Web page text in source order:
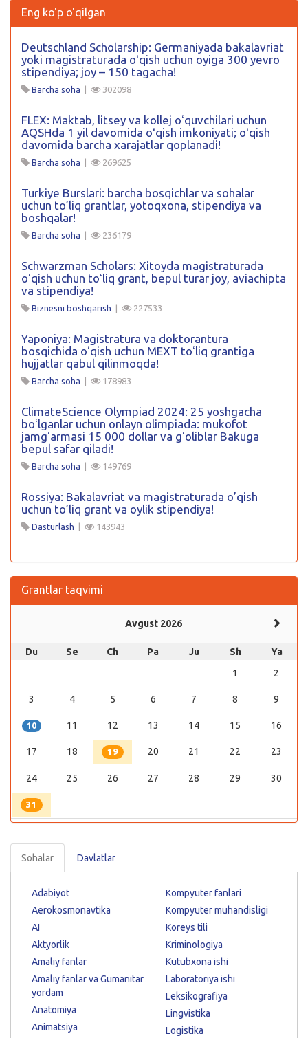
Eng ko'p o'qilgan
Deutschland Scholarship: Germaniyada bakalavriat
yoki magistraturada oʻqish uchun oyiga 300 yevro
stipendiya; joy – 150 tagacha!
Barcha soha | 302098
FLEX: Maktab, litsey va kollej oʻquvchilari uchun
AQSHda 1 yil davomida oʻqish imkoniyati; oʻqish
davomida barcha xarajatlar qoplanadi!
Barcha soha | 269625
Turkiye Burslari: barcha bosqichlar va sohalar
uchun to’liq grantlar, yotoqxona, stipendiya va
boshqalar!
Barcha soha | 236179
Schwarzman Scholars: Xitoyda magistraturada
oʻqish uchun toʻliq grant, bepul turar joy, aviachipta
va stipendiya!
Biznesni boshqarish | 227533
Yaponiya: Magistratura va doktorantura
bosqichida oʻqish uchun MEXT toʻliq grantiga
hujjatlar qabul qilinmoqda!
Barcha soha | 178983
ClimateScience Olympiad 2024: 25 yoshgacha
boʻlganlar uchun onlayn olimpiada: mukofot
jamgʻarmasi 15 000 dollar va gʻoliblar Bakuga
bepul safar qiladi!
Barcha soha | 149769
Rossiya: Bakalavriat va magistraturada o’qish
uchun to’liq grant va oylik stipendiya!
Dasturlash | 143943
Grantlar taqvimi
Avgust 2026
Du Se Ch Pa Ju Sh
Ya
1
2
3 4 5 6 7 8 9
10 11 12 13 14 15 16
17 18 19 20 21 22 23
24 25 26 27 28 29 30
31
Sohalar Davlatlar
Adabiyot
Aerokosmonavtika
AI
Aktyorlik
Amaliy fanlar
Amaliy fanlar va Gumanitar
yordam
Anatomiya
Animatsiya
Kompyuter fanlari
Kompyuter muhandisligi
Koreys tili
Kriminologiya
Kutubxona ishi
Laboratoriya ishi
Leksikografiya
Lingvistika
Logistika